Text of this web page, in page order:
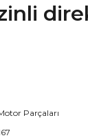
Parçaları